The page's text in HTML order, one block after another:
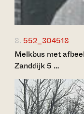
8. 552_304518
Melkbus met
Zanddijk 5 …